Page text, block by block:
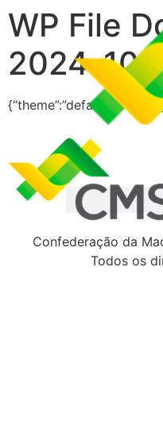
WP File
2024-10
Confederação da
Todos os